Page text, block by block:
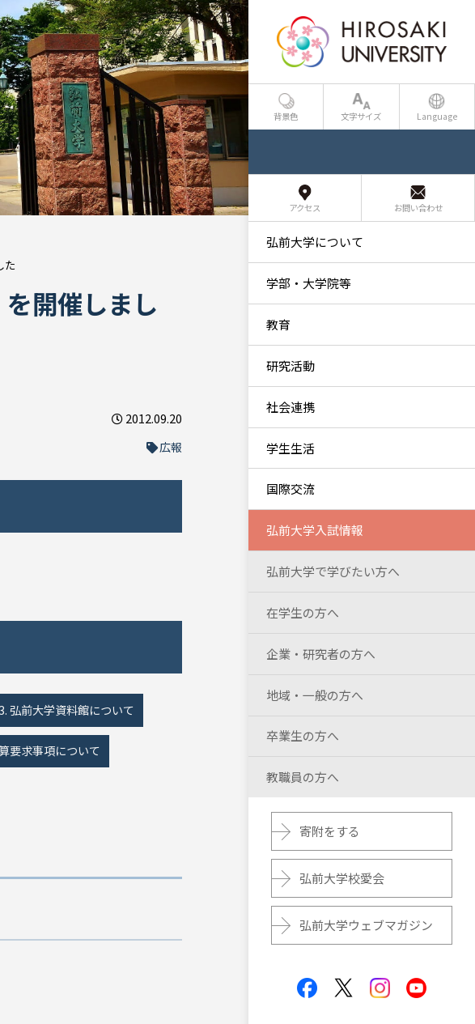
た
開催しまし
2012.09.20
広報
弘前大学資料館について
要求事項について
背景色 文字サイズ Language
アクセス お問い合わせ
弘前大学について
学部・大学院等
教育
研究活動
社会連携
学生生活
国際交流
弘前大学入試情報
弘前大学で学びたい方へ
在学生の方へ
企業・研究者の方へ
地域・一般の方へ
卒業生の方へ
教職員の方へ
寄附をする
弘前大学校愛会
弘前大学ウェブマガジン